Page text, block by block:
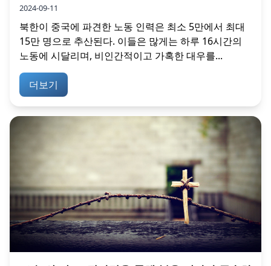
2024-09-11
북한이 중국에 파견한 노동 인력은 최소 5만에서 최대
15만 명으로 추산된다. 이들은 많게는 하루 16시간의
노동에 시달리며, 비인간적이고 가혹한 대우를...
더보기